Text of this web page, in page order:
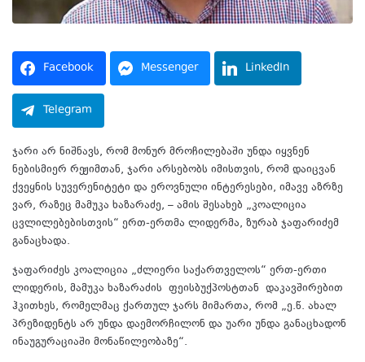
Facebook Messenger LinkedIn
Telegram
ჯარი არ ნიშნავს, რომ მონურ მროჩილებაში უნდა იყვნენ
ნებისმიერ რეჟიმთან, ჯარი არსებობს იმისთვის, რომ დაიცვან
ქვეყნის სუვერენიტეტი და ეროვნული ინტერესები, იმავე აზრზე
ვარ, რაზეც მამუკა ხაზარაძე, – ამის შესახებ „კოალიცია
ცვლილებებისთვის“ ერთ-ერთმა ლიდერმა, ზურაბ ჯაფარიძემ
განაცხადა.
ჯაფარიძეს კოალიცია „ძლიერი საქართველოს“ ერთ-ერთი
ლიდერის, მამუკა ხაზარაძის ფეისბუქპოსტთან დაკავშირებით
ჰკითხეს, რომელმაც ქართულ ჯარს მიმართა, რომ „ე.წ. ახალ
პრეზიდენტს არ უნდა დაემორჩილონ და უარი უნდა განაცხადონ
ინაუგურაციაში მონაწილეობაზე“.